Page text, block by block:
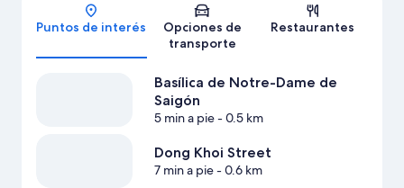
Puntos de interés
Opciones de
transporte
Restaurantes
Basílica de Notre-Dame de
Saigón
5 min a pie- 0.5 km
Dong Khoi Street
7 min a pie- 0.6 km